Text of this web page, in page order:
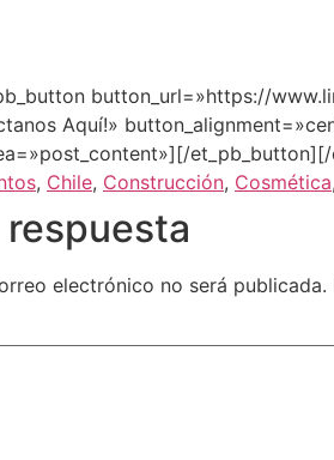
button_url=»https://
Aquí!»
, Chile, Construcción, Cosmética,
respuesta
electrónico no será publicada.